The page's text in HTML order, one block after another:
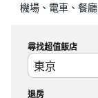
機場、電車、餐